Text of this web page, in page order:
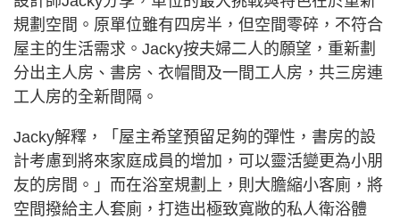
規劃空間。原單位雖有四房半，但空間零碎，不符合
屋主的生活需求。Jacky按夫婦二人的願望，重新劃
分出主人房、書房、衣帽間及一間工人房，共三房連
工人房的全新間隔。
Jacky解釋，「屋主希望預留足夠的彈性，書房的設
計考慮到將來家庭成員的增加，可以靈活變更為小朋
友的房間。」而在浴室規劃上，則大膽縮小客廁，將
空間撥給主人套廁，打造出極致寬敞的私人衛浴體